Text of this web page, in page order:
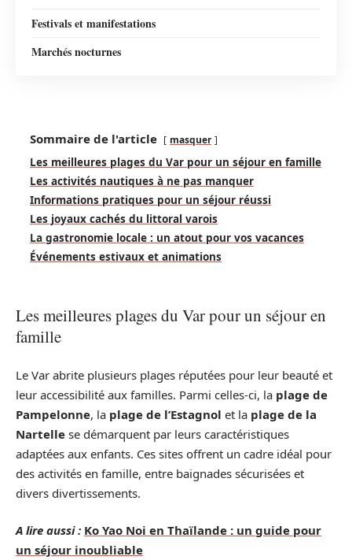
Festivals et manifestations
Marchés nocturnes
Sommaire de l'article masquer
Les meilleures plages du Var pour un séjour en famille
Les activités nautiques à ne pas manquer
Informations pratiques pour un séjour réussi
Les joyaux cachés du littoral varois
La gastronomie locale : un atout pour vos vacances
Événements estivaux et animations
Les meilleures plages du Var pour un séjour en
famille
Le Var abrite plusieurs plages réputées pour leur beauté et
leur accessibilité aux familles. Parmi celles-ci, la plage de
Pampelonne, la plage de l’Estagnol et la plage de la
Nartelle se démarquent par leurs caractéristiques
adaptées aux enfants. Ces sites offrent un cadre idéal pour
des activités en famille, entre baignades sécurisées et
divers divertissements.
A lire aussi : Ko Yao Noi en Thaïlande : un guide pour
un séjour inoubliable